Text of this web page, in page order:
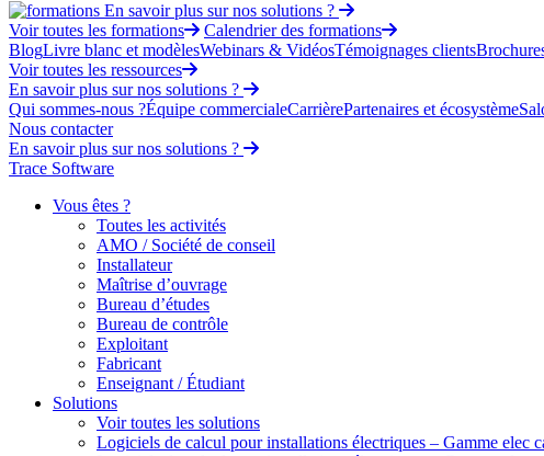
En savoir plus sur nos solutions ?
Voir toutes les formations
Calendrier des formations
BlogLivre blanc et modèlesWebinars & VidéosTémoignages clients
Voir toutes les ressources
En savoir plus sur nos solutions ?
Qui sommes-nous ?Équipe commercialeCarrièrePartenaires et écosystème
Nous contacter
En savoir plus sur nos solutions ?
Trace Software
Vous êtes ?
Toutes les activités
AMO / Société de conseil
Installateur
Maîtrise d’ouvrage
Bureau d’études
Bureau de contrôle
Exploitant
Fabricant
Enseignant / Étudiant
Solutions
Voir toutes les solutions
Logiciels de calcul pour installations électriques – Gamme elec